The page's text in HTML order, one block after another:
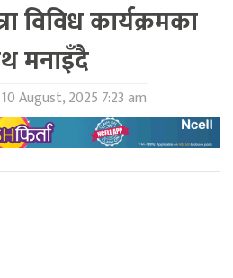
विविध कार्यक्रमका
मनाइँदै
10 August, 2025 7:23 am